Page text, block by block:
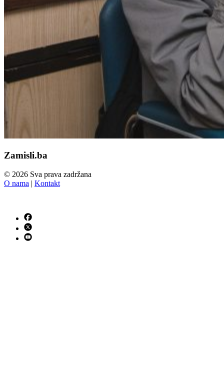
Zamisli.ba
© 2026 Sva prava zadržana
O nama | Kontakt